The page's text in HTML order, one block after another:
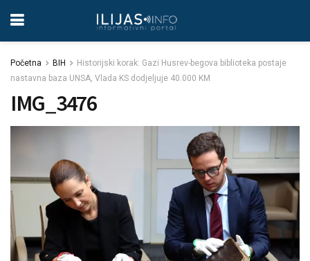
Početna BIH
Historijski korak: Gazi Husrev-begova biblioteka postaje
nastavna baza UNSA, Vlada KS dodjeljuje 40.000 KM
IMG_3476